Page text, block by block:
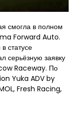
смогла в полном
Forward Auto.
статусе
серьёзную заявку
Raceway. По
Yuka ADV by
Fresh Racing,